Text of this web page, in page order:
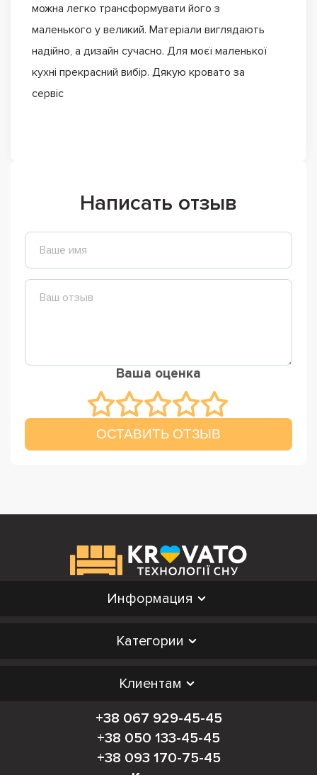
можна легко трансформувати його з
маленького у великий. Матеріали виглядають
надійно, а дизайн сучасно. Для моєї маленької
кухні прекрасний вибір. Дякую кровато за
сервіс
Написать отзыв
Ваша оценка
ОСТАВИТЬ ОТЗЫВ
Информация
Категории
Клиентам
+38 067 929-45-45
+38 050 133-45-45
+38 093 170-75-45